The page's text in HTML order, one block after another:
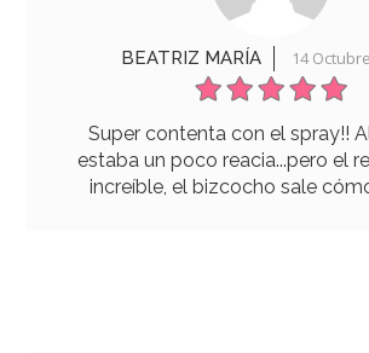
BEATRIZ MARÍA 14
Super contenta con el spray!!
estaba un poco reacia...pero el
increíble, el bizcocho sale